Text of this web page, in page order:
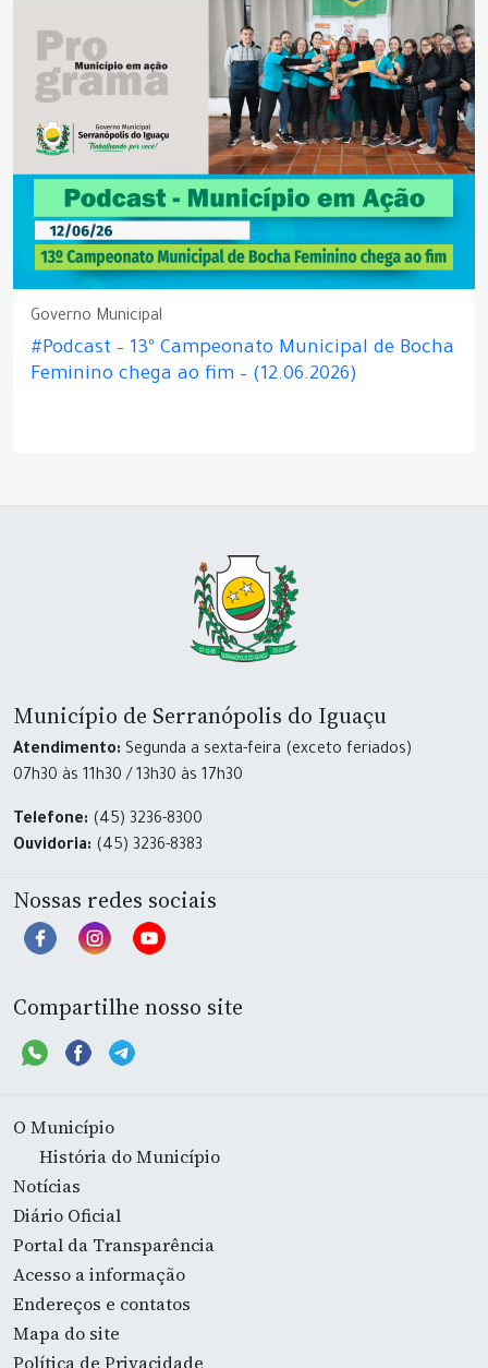
Governo Municipal
#Podcast – 13º Campeonato Municipal de Bocha
Feminino chega ao fim – (12.06.2026)
Município de Serranópolis do Iguaçu
Atendimento: Segunda a sexta-feira (exceto feriados)
07h30 às 11h30 / 13h30 às 17h30
Telefone: (45) 3236-8300
Ouvidoria: (45) 3236-8383
Nossas redes sociais
Compartilhe nosso site
O Município
História do Município
Notícias
Diário Oficial
Portal da Transparência
Acesso a informação
Endereços e contatos
Mapa do site
Política de Privacidade